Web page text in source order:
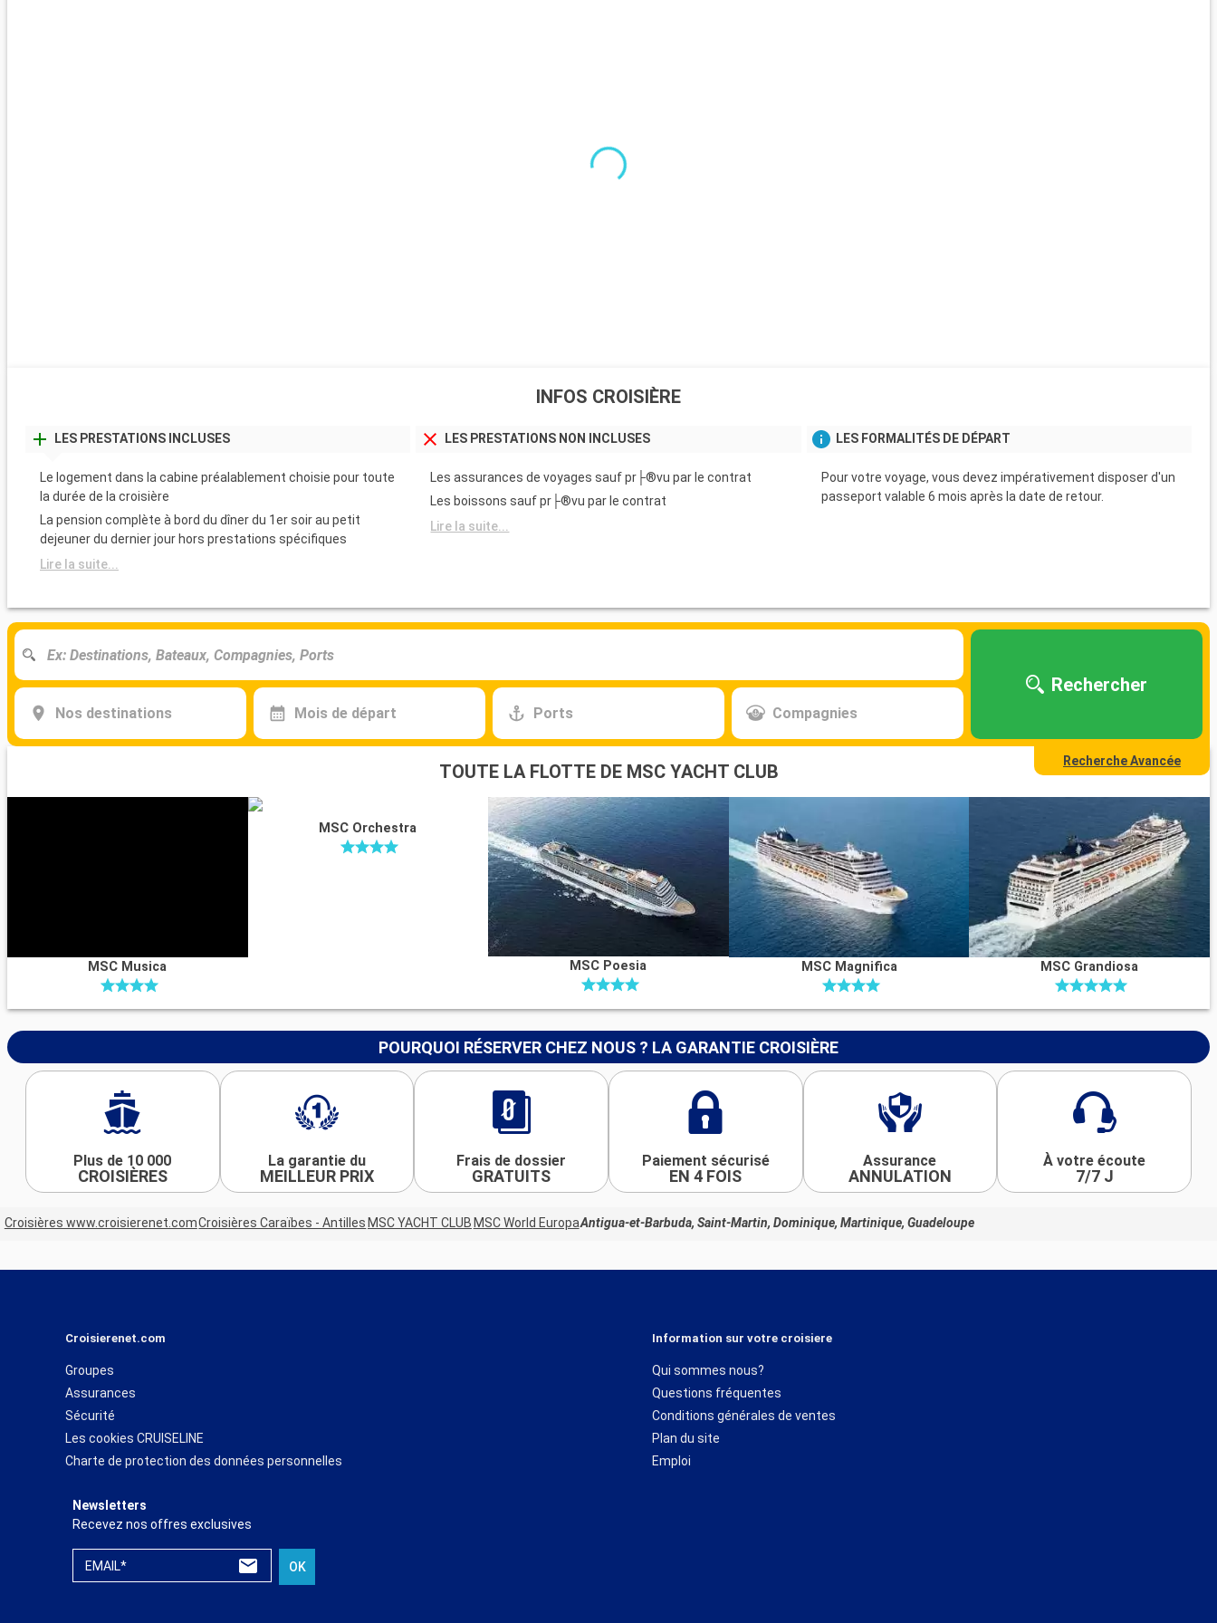
INFOS CROISIÈRE
LES PRESTATIONS INCLUSES
Le logement dans la cabine préalablement choisie pour toute
la durée de la croisière
La pension complète à bord du dîner du 1er soir au petit
dejeuner du dernier jour hors prestations spécifiques
Lire la suite...
LES PRESTATIONS NON INCLUSES
Les assurances de voyages sauf pr├®vu par le contrat
Les boissons sauf pr├®vu par le contrat
Lire la suite...
LES FORMALITÉS DE DÉPART
Pour votre voyage, vous devez impérativement disposer d'un
passeport valable 6 mois après la date de retour.
Nos destinations Mois de départ Ports Compagnies
Rechercher
Recherche Avancée
TOUTE LA FLOTTE DE MSC YACHT CLUB
MSC Musica
MSC Orchestra
MSC Poesia MSC Magnifica MSC Grandiosa
POURQUOI RÉSERVER CHEZ NOUS ? LA GARANTIE CROISIÈRE
Plus de 10 000
CROISIÈRES
La garantie du
MEILLEUR PRIX
Frais de dossier
GRATUITS
Paiement sécurisé
EN 4 FOIS
Assurance
ANNULATION
À votre écoute
7/7 J
Croisières www.croisierenet.comCroisières Caraïbes - Antilles MSC YACHT CLUB MSC World EuropaAntigua-et-Barbuda, Saint-Martin, Dominique, Martinique, Guadeloupe
Croisierenet.com
Groupes
Assurances
Sécurité
Les cookies CRUISELINE
Charte de protection des données personnelles
Information sur votre croisiere
Qui sommes nous?
Questions fréquentes
Conditions générales de ventes
Plan du site
Emploi
Newsletters
Recevez nos offres exclusives
EMAIL* OK